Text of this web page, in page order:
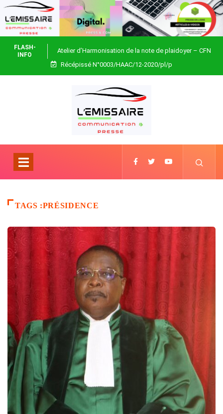
FLASH-
INFO
Atelier d’Harmonisation de la note de plaidoyer – CFN
Togo
Récépissé N°0003/HAAC/12-2020/pl/p
TAGS :PRÉSIDENCE